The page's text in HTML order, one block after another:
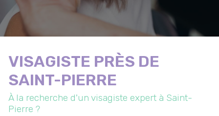
VISAGISTE PRÈS DE
SAINT-PIERRE
À la recherche d'un visagiste expert à Saint-
Pierre ?